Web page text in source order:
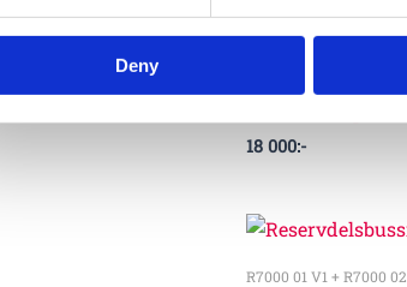
Deny
seat
18 000:-
R7000 01 V1 + R7000 02